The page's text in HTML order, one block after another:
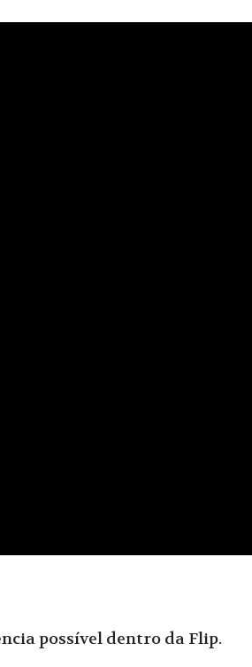
possível dentro da Flip.